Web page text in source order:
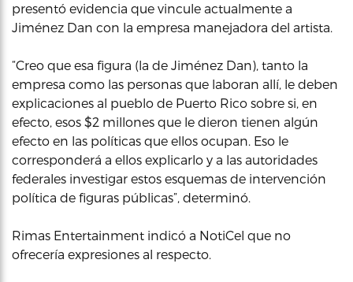
presentó evidencia que vincule actualmente a
Jiménez Dan con la empresa manejadora del artista.
“Creo que esa figura (la de Jiménez Dan), tanto la
empresa como las personas que laboran allí, le deben
explicaciones al pueblo de Puerto Rico sobre si, en
efecto, esos $2 millones que le dieron tienen algún
efecto en las políticas que ellos ocupan. Eso le
corresponderá a ellos explicarlo y a las autoridades
federales investigar estos esquemas de intervención
política de figuras públicas”, determinó.
Rimas Entertainment indicó a NotiCel que no
ofrecería expresiones al respecto.